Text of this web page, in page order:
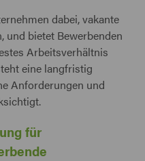
dabei, vakante
und bietet Bewerbenden
Arbeitsverhältnis
eine langfristig
Anforderungen und
für